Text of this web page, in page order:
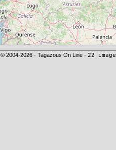
© 2004-2026 - Tagazous On Line - 22